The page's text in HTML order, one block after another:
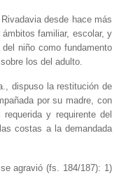
desde hace más
familiar, escolar, y
niño como fundamento
los del adulto.
dispuso la restitución de
por su madre, con
y requirente del
costas a la demandada
agravió (fs. 184/187): 1)